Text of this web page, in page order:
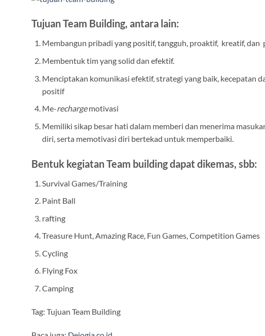
Tujuan Team Building, antara lain:
Membangun pribadi yang positif, tangguh, proaktif, kreatif, dan
Membentuk tim yang solid dan efektif.
Menciptakan komunikasi efektif, strategi yang baik, kecepatan
positif
Me-rechargemotivasi
Memiliki sikap besar hati dalam memberi dan menerima
diri, serta memotivasi diri bertekad untuk memperbaiki.
Bentuk kegiatan Team building dapat dikemas, sbb:
Survival Games/Training
Paint Ball
rafting
Treasure Hunt, Amazing Race, Fun Games, Competition Games
Cycling
Flying Fox
Camping
Tag: Tujuan Team Building